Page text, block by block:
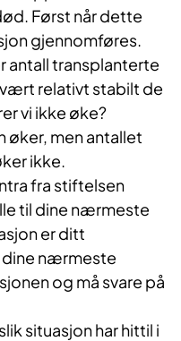
Først når dette
gjennomføres.
antall transplanterte
relativt stabilt de
vi ikke øke?
øker, men antallet
ikke.
fra stiftelsen
til dine nærmeste
er ditt
nærmeste
og må svare på
situasjon har hittil i